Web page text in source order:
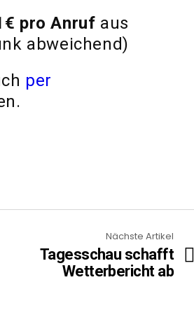
pro Anruf aus
abweichend)
per
Nächste Artikel
Tagesschau schafft
Wetterbericht ab